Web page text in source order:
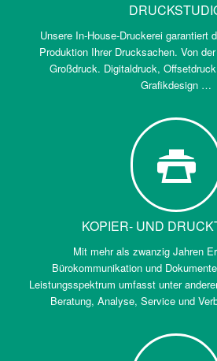
Unsere In-House-Druckerei garantiert
Produktion Ihrer Drucksachen. Von
Großdruck. Digitaldruck,
Grafikdesign …
KOPIER- UND
Mit mehr als zwanzig Jahren
Bürokommunikation und
Leistungsspektrum umfasst unter
Beratung, Analyse, Service und